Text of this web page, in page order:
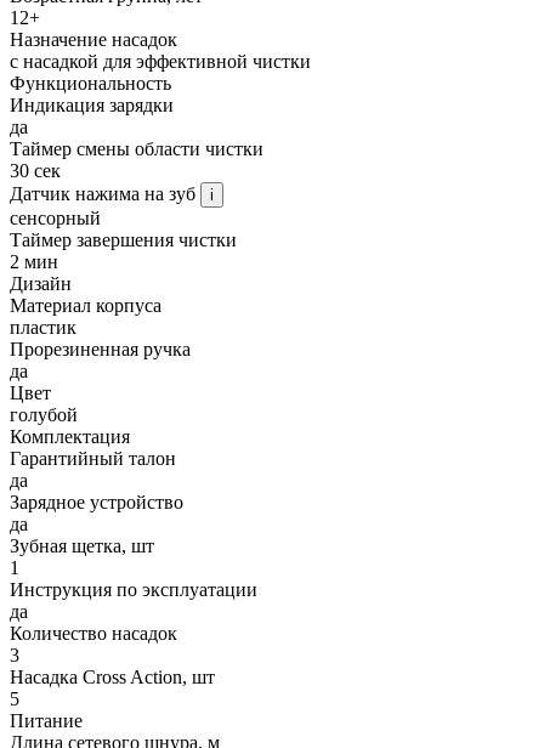
12+
Назначение насадок
с насадкой для эффективной чистки
Функциональность
Индикация зарядки
да
Таймер смены области чистки
30 сек
Датчик нажима на зуб
i
сенсорный
Таймер завершения чистки
2 мин
Дизайн
Материал корпуса
пластик
Прорезиненная ручка
да
Цвет
голубой
Комплектация
Гарантийный талон
да
Зарядное устройство
да
Зубная щетка, шт
1
Инструкция по эксплуатации
да
Количество насадок
3
Насадка Cross Action, шт
5
Питание
Длина сетевого шнура, м